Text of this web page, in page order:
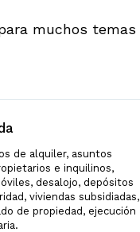
muchos temas
de alquiler, asuntos
e inquilinos,
desalojo, depósitos
viviendas subsidiadas,
de propiedad, ejecución